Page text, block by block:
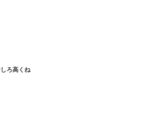
ろ高くね